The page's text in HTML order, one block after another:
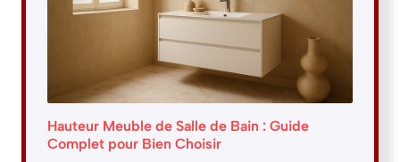
Hauteur Meuble de Salle de Bain : Guide
Complet pour Bien Choisir